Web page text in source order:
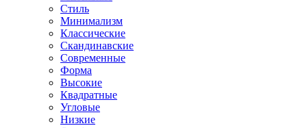
Стиль
Минимализм
Классические
Скандинавские
Современные
Форма
Высокие
Квадратные
Угловые
Низкие